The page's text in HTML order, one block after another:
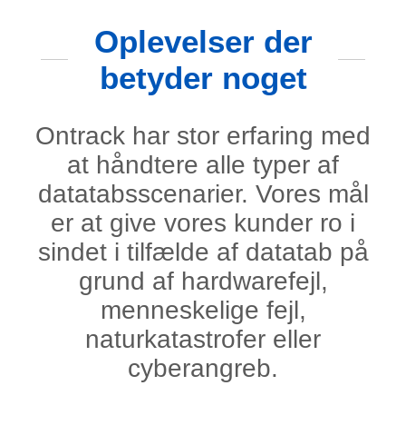
Oplevelser der
betyder noget
Ontrack har stor erfaring med
at håndtere alle typer af
datatabsscenarier. Vores mål
er at give vores kunder ro i
sindet i tilfælde af datatab på
grund af hardwarefejl,
menneskelige fejl,
naturkatastrofer eller
cyberangreb.